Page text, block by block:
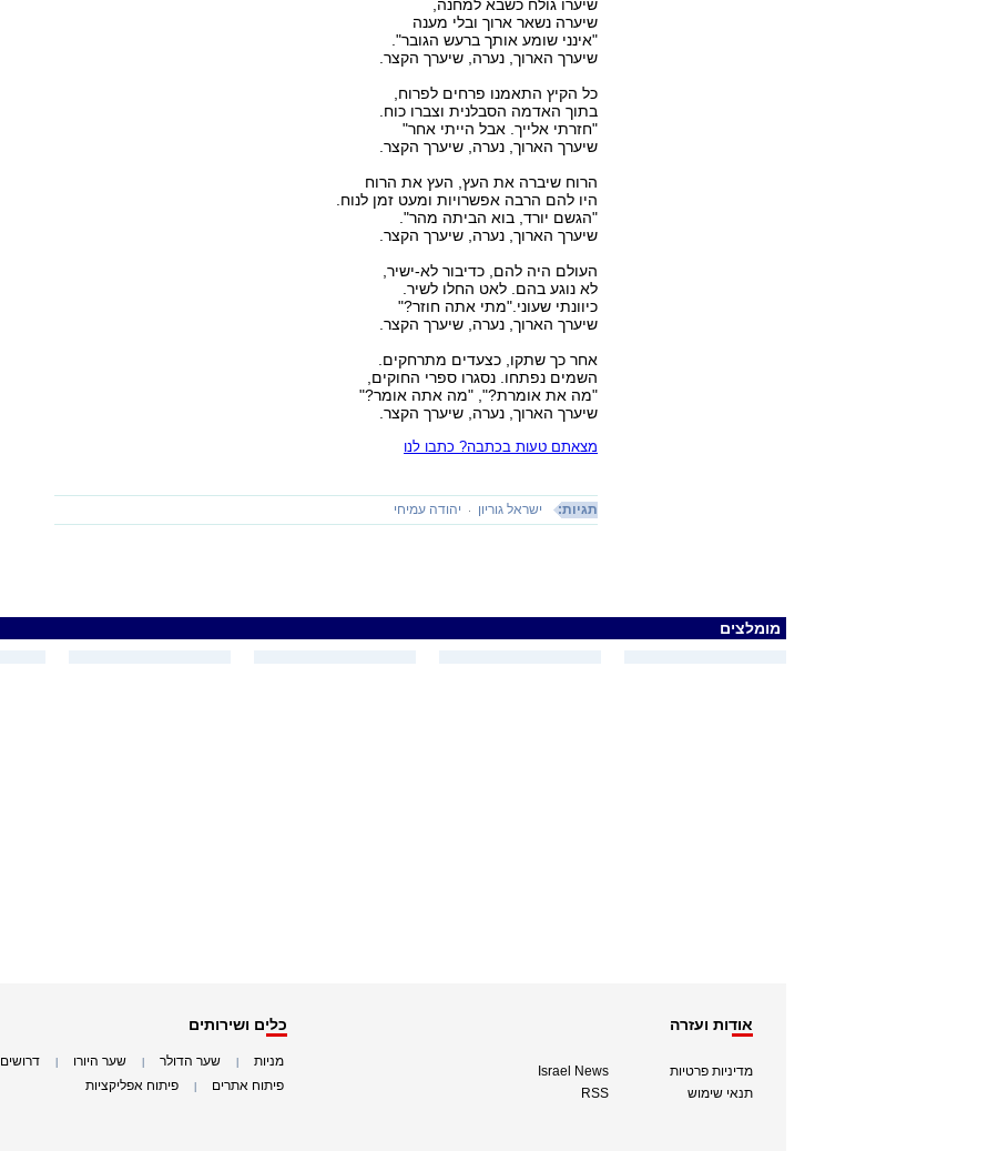
שיערו גולח כשבא למחנה,
שיערה נשאר ארוך ובלי מענה
"אינני שומע אותך ברעש הגובר".
שיערך הארוך, נערה, שיערך הקצר.
כל הקיץ התאמנו פרחים לפרוח,
בתוך האדמה הסבלנית וצברו כוח.
"חזרתי אלייך. אבל הייתי אחר"
שיערך הארוך, נערה, שיערך הקצר.
הרוח שיברה את העץ, העץ את הרוח
היו להם הרבה אפשרויות ומעט זמן לנוח.
"הגשם יורד, בוא הביתה מהר".
שיערך הארוך, נערה, שיערך הקצר.
העולם היה להם, כדיבור לא-ישיר,
לא נוגע בהם. לאט החלו לשיר.
כיוונתי שעוני."מתי אתה חוזר?"
שיערך הארוך, נערה, שיערך הקצר.
אחר כך שתקו, כצעדים מתרחקים.
השמים נפתחו. נסגרו ספרי החוקים,
"מה את אומרת?", "מה אתה אומר?"
שיערך הארוך, נערה, שיערך הקצר.
מצאתם טעות בכתבה? כתבו לנו
תגיות: ישראל גוריון יהודה עמיחי
מומלצים
אודות ועזרה
מדיניות פרטיות
תנאי שימוש
Israel News
RSS
כלים ושירותים
מניות שער הדולר שער היורו דרושים
פיתוח אתרים פיתוח אפליקציות